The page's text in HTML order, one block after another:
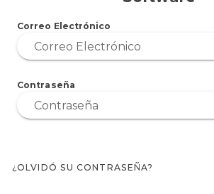
Correo Electrónico
Correo Electrónico
Contraseña
Contraseña
¿OLVIDÓ SU CONTRASEÑA?